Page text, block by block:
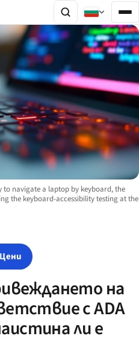
to navigate a laptop by keyboard, the
the keyboard-accessibility testing at the
на
с ADA
ли е